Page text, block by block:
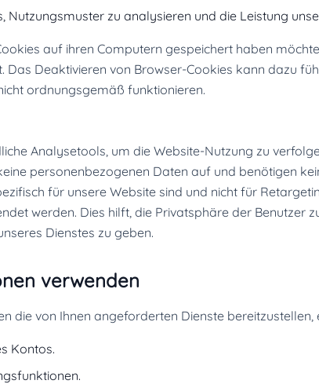
Nutzungsmuster zu analysieren und die Leistung
auf ihren Computern gespeichert haben
Das Deaktivieren von Browser-Cookies kann dazu
ordnungsgemäß funktionieren.
Analysetools, um die Website-Nutzung zu
personenbezogenen Daten auf und benötigen
für unsere Website sind und nicht für
werden. Dies hilft, die Privatsphäre der Benutzer
Dienstes zu geben.
verwenden
die von Ihnen angeforderten Dienste bereitzustellen,
Kontos.